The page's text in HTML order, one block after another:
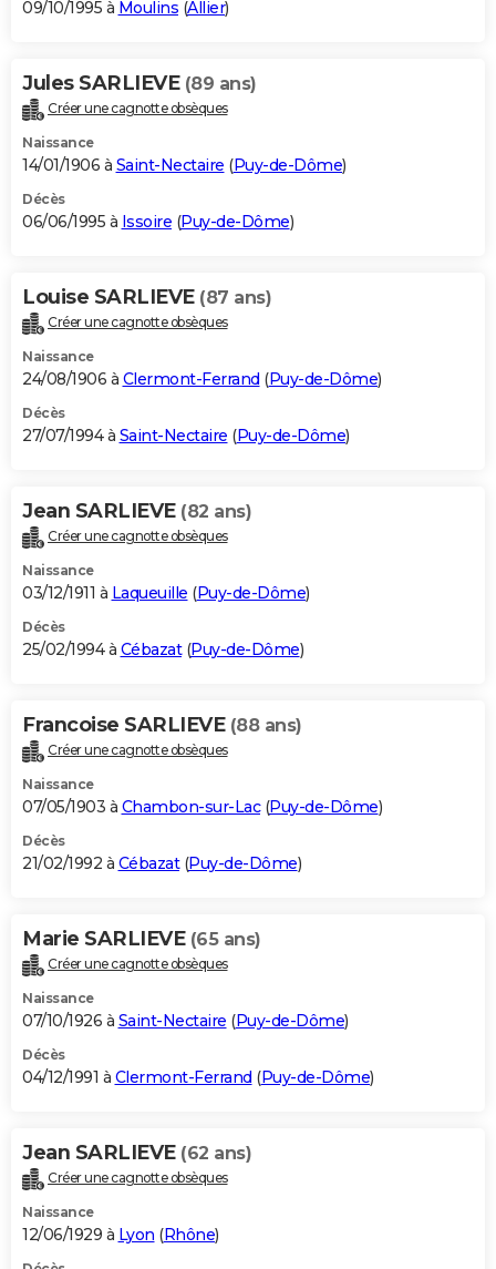
09/10/1995 à Moulins (Allier)
Jules SARLIEVE (89 ans)
Créer une cagnotte obsèques
Naissance
14/01/1906 à Saint-Nectaire (Puy-de-Dôme)
Décès
06/06/1995 à Issoire (Puy-de-Dôme)
Louise SARLIEVE (87 ans)
Créer une cagnotte obsèques
Naissance
24/08/1906 à Clermont-Ferrand (Puy-de-Dôme)
Décès
27/07/1994 à Saint-Nectaire (Puy-de-Dôme)
Jean SARLIEVE (82 ans)
Créer une cagnotte obsèques
Naissance
03/12/1911 à Laqueuille (Puy-de-Dôme)
Décès
25/02/1994 à Cébazat(Puy-de-Dôme)
Francoise SARLIEVE (88 ans)
Créer une cagnotte obsèques
Naissance
07/05/1903 à Chambon-sur-Lac(Puy-de-Dôme)
Décès
21/02/1992 à Cébazat(Puy-de-Dôme)
Marie SARLIEVE (65 ans)
Créer une cagnotte obsèques
Naissance
07/10/1926 à Saint-Nectaire (Puy-de-Dôme)
Décès
04/12/1991 à Clermont-Ferrand (Puy-de-Dôme)
Jean SARLIEVE (62 ans)
Créer une cagnotte obsèques
Naissance
12/06/1929 à Lyon (Rhône)